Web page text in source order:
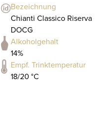
Bezeichnung
Chianti Classico Riserva
DOCG
Alkoholgehalt
14%
Empf. Trinktemperatur
18/20 °C